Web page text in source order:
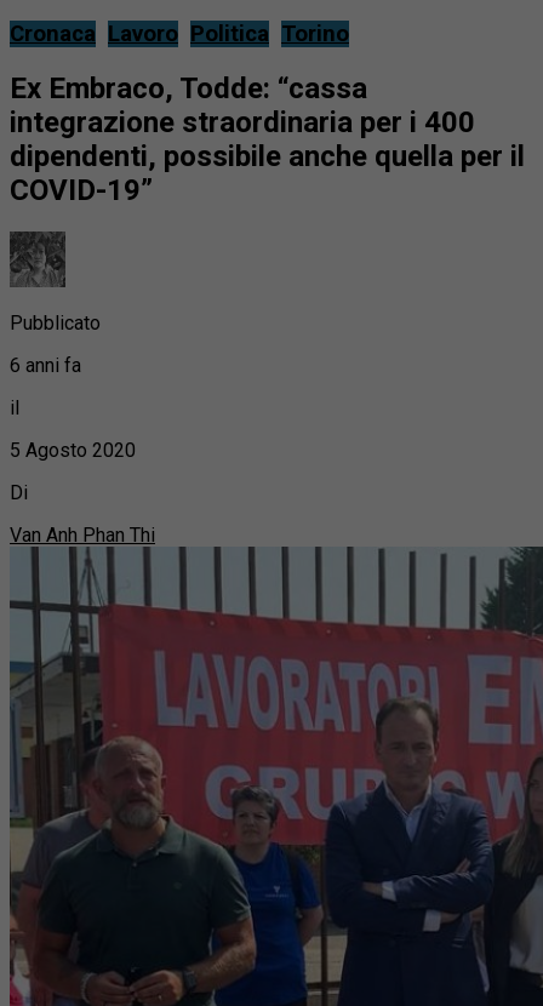
Cronaca Lavoro Politica Torino
Ex Embraco, Todde: “cassa
integrazione straordinaria per i 400
dipendenti, possibile anche quella per il
COVID-19”
Pubblicato
6 anni fa
il
5 Agosto 2020
Di
Van Anh Phan Thi